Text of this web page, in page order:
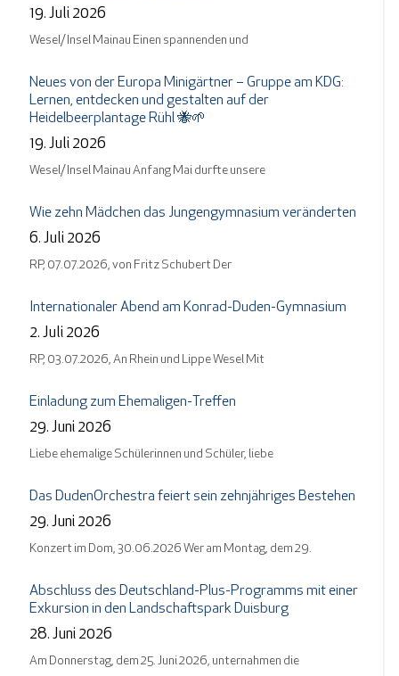
19. Juli 2026
Wesel/ Insel Mainau Einen spannenden und
Neues von der Europa Minigärtner – Gruppe am KDG:
Lernen, entdecken und gestalten auf der
Heidelbeerplantage Rühl 🐝🌱
19. Juli 2026
Wesel/ Insel Mainau Anfang Mai durfte unsere
Wie zehn Mädchen das Jungengymnasium veränderten
6. Juli 2026
RP, 07.07.2026, von Fritz Schubert Der
Internationaler Abend am Konrad-Duden-Gymnasium
2. Juli 2026
RP, 03.07.2026, An Rhein und Lippe Wesel Mit
Einladung zum Ehemaligen-Treffen
29. Juni 2026
Liebe ehemalige Schülerinnen und Schüler, liebe
Das DudenOrchestra feiert sein zehnjähriges Bestehen
29. Juni 2026
Konzert im Dom, 30.06.2026 Wer am Montag, dem 29.
Abschluss des Deutschland-Plus-Programms mit einer
Exkursion in den Landschaftspark Duisburg
28. Juni 2026
Am Donnerstag, dem 25. Juni 2026, unternahmen die